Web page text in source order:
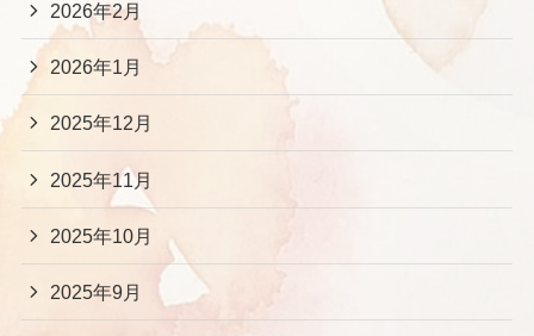
2026年2月
2026年1月
2025年12月
2025年11月
2025年10月
2025年9月